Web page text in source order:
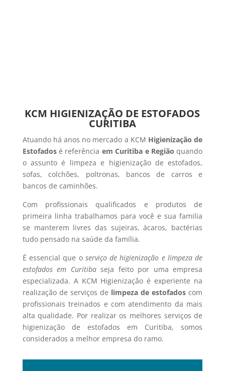
KCM HIGIENIZAÇÃO DE ESTOFADOS
CURITIBA
Atuando há anos no mercado a KCM Higienização de
Estofadosé referência em Curitiba e Região quando
o assunto é limpeza e higienização de estofados,
sofas, colchões, poltronas, bancos de carros e
bancos de caminhões.
Com profissionais qualificados e produtos de
primeira linha trabalhamos para você e sua familia
se manterem livres das sujeiras, ácaros, bactérias
tudo pensado na saúde da família.
É essencial que o serviço de higienização e limpeza de
estofados em Curitibaseja feito por uma empresa
especializada. A KCM Higienização é experiente na
realização de serviços de limpeza de estofados com
profissionais treinados e com atendimento da mais
alta qualidade. Por realizar os melhores serviços de
higienização de estofados em Curitiba, somos
considerados a melhor empresa do ramo.